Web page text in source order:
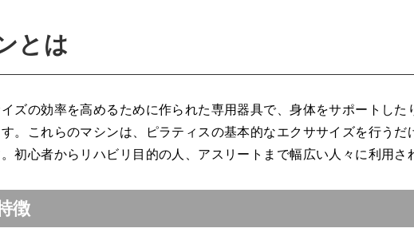
とは
ズの効率を高めるために作られた専用器具で、身体をサポートした
。これらのマシンは、ピラティスの基本的なエクササイズを行うだ
初心者からリハビリ目的の人、アスリートまで幅広い人々に利用さ
徴